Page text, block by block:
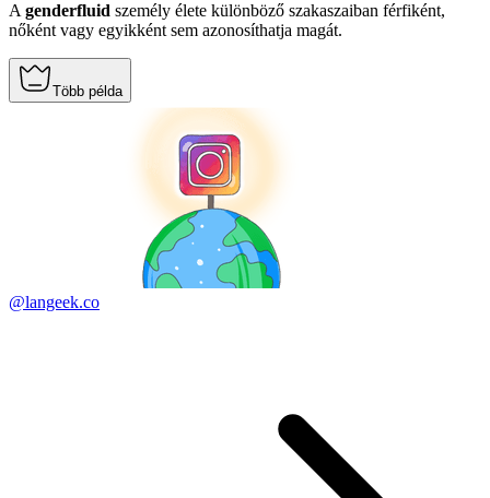
A genderfluid személy élete különböző szakaszaiban férfiként,
nőként vagy egyikként sem azonosíthatja magát.
Több példa
@langeek.co